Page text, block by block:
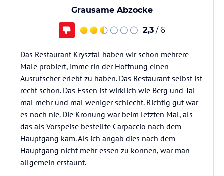
Grausame Abzocke
2,3 / 6
Das Restaurant Krysztal haben wir schon mehrere
Male probiert, imme rin der Hoffnung einen
Ausrutscher erlebt zu haben. Das Restaurant selbst ist
recht schön. Das Essen ist wirklich wie Berg und Tal
mal mehr und mal weniger schlecht. Richtig gut war
es noch nie. Die Krönung war beim letzten Mal, als
das als Vorspeise bestellte Carpaccio nach dem
Hauptgang kam. Als ich angab dies nach dem
Hauptgang nicht mehr essen zu können, war man
allgemein erstaunt.